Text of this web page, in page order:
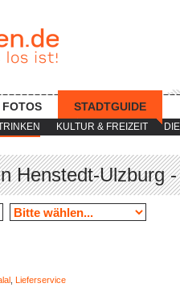
KULTUR & FREIZEIT
FOTOS STADTGUIDE
Henstedt-Ulzburg
Lieferservice